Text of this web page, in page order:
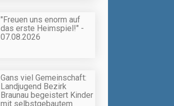
"Freuen uns enorm auf
das erste Heimspiel!" -
07.08.2026
Gans viel Gemeinschaft:
Landjugend Bezirk
Braunau begeistert Kinder
mit selbstgebautem